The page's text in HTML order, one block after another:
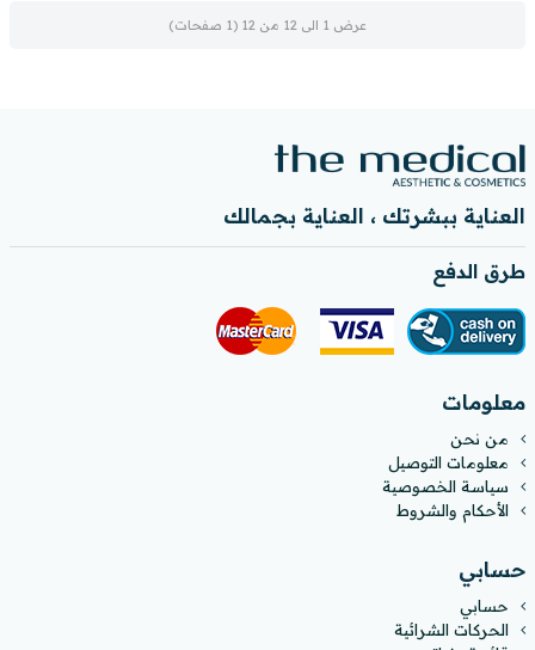
عرض 1 الى 12 من 12 (1 صفحات)
العناية ببشرتك ، العناية بجمالك
طرق الدفع
معلومات
من نحن
معلومات التوصيل
سياسة الخصوصية
الأحكام والشروط
حسابي
حسابي
الحركات الشرائية